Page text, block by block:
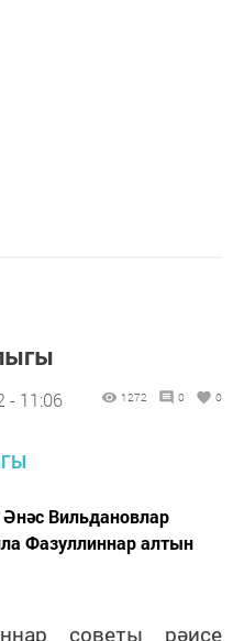
- 11:06 1272 0 0
Вильдановлар
Фазуллиннар алтын
советы рәисе